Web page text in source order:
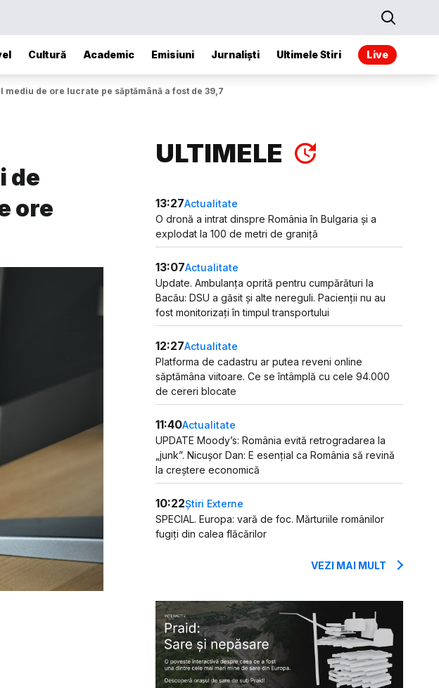
Cultură Academic Emisiuni Jurnaliști Ultimele Stiri Live
de ore lucrate pe săptămână a fost de 39,7
de
ore
ULTIMELE
13:27Actualitate
O dronă a intrat dinspre România în Bulgaria și a
explodat la 100 de metri de graniță
13:07Actualitate
Update. Ambulanța oprită pentru cumpărături la
Bacău: DSU a găsit și alte nereguli. Pacienții nu au
fost monitorizați în timpul transportului
12:27Actualitate
Platforma de cadastru ar putea reveni online
săptămâna viitoare. Ce se întâmplă cu cele 94.000
de cereri blocate
11:40Actualitate
UPDATE Moody’s: România evită retrogradarea la
„junk”. Nicușor Dan: E esențial ca România să revină
la creștere economică
10:22Știri Externe
SPECIAL. Europa: vară de foc. Mărturiile românilor
fugiți din calea flăcărilor
VEZI MAI MULT